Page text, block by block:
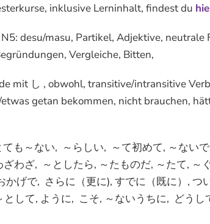
inklusive Lerninhalt, findest du
desu/masu, Partikel, Adjektive,
Vergleiche, Bitten,
mit し , obwohl, transitive/intransitive
getan bekommen, nicht brauchen,
も～ない, ～らしい, ～て初めて, ～な
わざ, ～としたら, ～たものだ, ～たて,
げで, さらに（更に), すでに（既に）,
して, ように, こそ, ～ないうちに, どう